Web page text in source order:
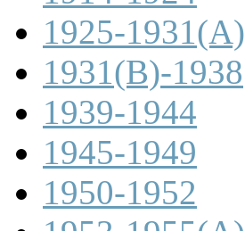
1925-1931(A)
1931(B)-1938
1939-1944
1945-1949
1950-1952